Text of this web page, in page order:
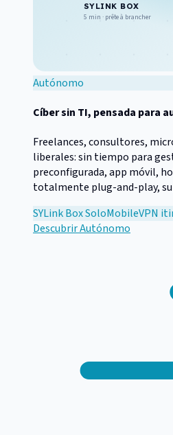
SYLINK BOX
5 min · prête à brancher
Autónomo
Cíber sin TI, pensada para
Freelances, consultores,
liberales: sin tiempo para
preconfigurada, app móvil,
totalmente plug-and-play,
SYLink Box SoloMobileVPN
DescubrirAutónomo